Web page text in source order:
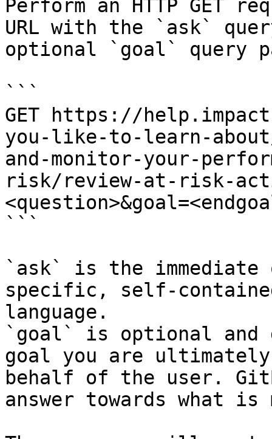
Perform an HTTP GET
URL with the `ask`
optional `goal` query
```
GET https://
you-like-to-learn-
and-monitor-your-
risk/review-at-risk-
```
`ask` is the
specific, self-
language.
`goal` is optional and
goal you are
behalf of the user.
answer towards what